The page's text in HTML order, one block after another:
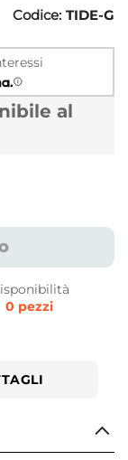
Codice: TIDE-G
al
0 pezzi